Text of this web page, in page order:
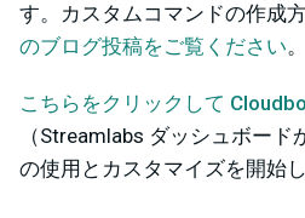
す。カスタムコマンドの作成
のブログ投稿をご覧ください。
こちらをクリックして
（Streamlabs ダッシュボー
の使用とカスタマイズを開始し